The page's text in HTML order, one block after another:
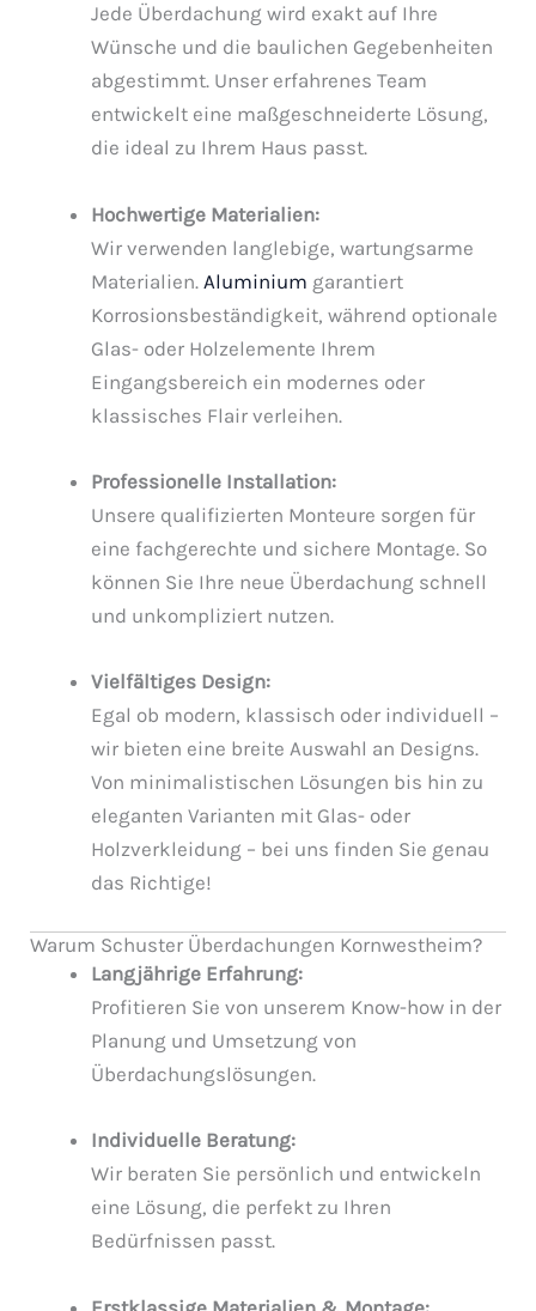
Jede Überdachung wird exakt auf Ihre
Wünsche und die baulichen Gegebenheiten
abgestimmt. Unser erfahrenes Team
entwickelt eine maßgeschneiderte Lösung,
die ideal zu Ihrem Haus passt.
Hochwertige Materialien:
Wir verwenden langlebige, wartungsarme
Materialien. Aluminium garantiert
Korrosionsbeständigkeit, während optionale
Glas- oder Holzelemente Ihrem
Eingangsbereich ein modernes oder
klassisches Flair verleihen.
Professionelle Installation:
Unsere qualifizierten Monteure sorgen für
eine fachgerechte und sichere Montage. So
können Sie Ihre neue Überdachung schnell
und unkompliziert nutzen.
Vielfältiges Design:
Egal ob modern, klassisch oder individuell –
wir bieten eine breite Auswahl an Designs.
Von minimalistischen Lösungen bis hin zu
eleganten Varianten mit Glas- oder
Holzverkleidung – bei uns finden Sie genau
das Richtige!
Warum Schuster Überdachungen Kornwestheim?
Langjährige Erfahrung:
Profitieren Sie von unserem Know-how in der
Planung und Umsetzung von
Überdachungslösungen.
Individuelle Beratung:
Wir beraten Sie persönlich und entwickeln
eine Lösung, die perfekt zu Ihren
Bedürfnissen passt.